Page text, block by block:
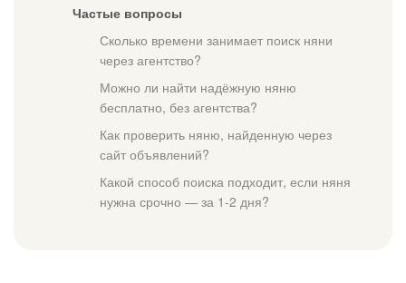
Частые вопросы
Сколько времени занимает поиск няни
через агентство?
Можно ли найти надёжную няню
бесплатно, без агентства?
Как проверить няню, найденную через
сайт объявлений?
Какой способ поиска подходит, если няня
нужна срочно — за 1-2 дня?